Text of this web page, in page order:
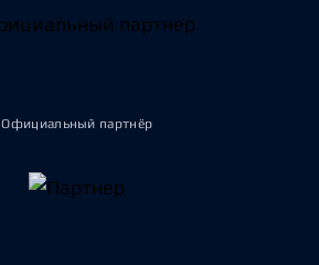
Официальный партнёр